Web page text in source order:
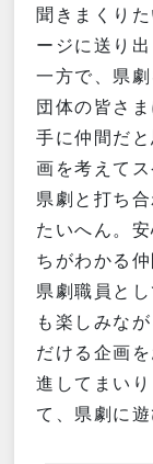
聞きまくり
ージに送り出
一方で、県
団体の皆さ
手に仲間だ
画を考えて
県劇と打ち
たいへん。
ちがわかる仲
県劇職員と
も楽しみな
だける企画
進してまい
て、県劇に